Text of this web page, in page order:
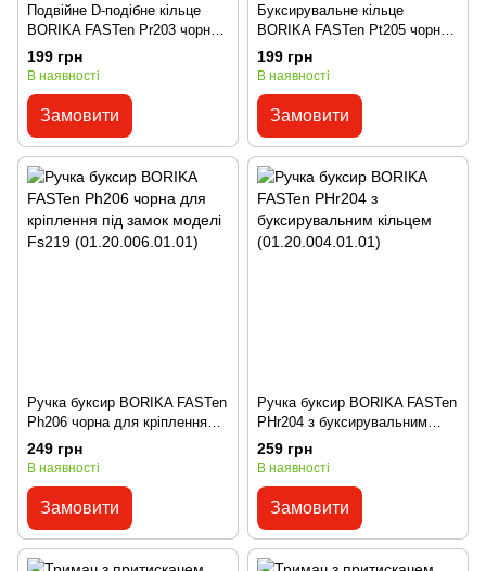
Подвійне D-подібне кільце
BORIKA FASTen Pr203 чорне
для кріплення під замок
моделі Fs219
199 грн
В наявності
Замовити
Буксирувальне кільце
BORIKA FASTen Pt205 чорне
для кріплення під замок
моделі Fs219
199 грн
В наявності
Замовити
Ручка буксир BORIKA FASTen
Ph206 чорна для кріплення
під замок моделі Fs219
(01.20.006.01.01)
249 грн
В наявності
Замовити
Ручка буксир BORIKA FASTen
PHr204 з буксирувальним
кільцем (01.20.004.01.01)
259 грн
В наявності
Замовити